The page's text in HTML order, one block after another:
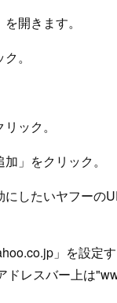
開きます。
。
ック。
」をクリック。
したいヤフーの
」を設定
レスバー上は